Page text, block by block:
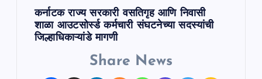
कर्नाटक राज्य सरकारी वसतिगृह आणि निवासी
शाळा आउटसोर्स्ड कर्मचारी संघटनेच्या सदस्यांची
जिल्हाधिकाऱ्यांडे मागणी
Share News